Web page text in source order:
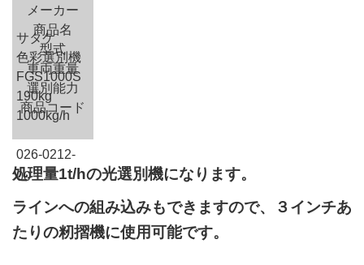
メーカー
サタケ
商品名
色彩選別機
型式
FGS1000S
車両重量
190kg
選別能力
1000kg/h
商品コード
026-0212-
00
処理量1t/hの光選別機になります。
ラインへの組み込みもできますので、３インチあ
たりの籾摺機に使用可能です。